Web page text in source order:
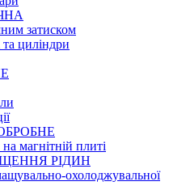
затиском
циліндри
магнітній плиті
РІДИН
охолоджувальної